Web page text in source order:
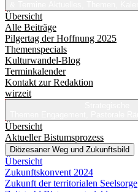
Übersicht
Alle Beiträge
Pilgertag der Hoffnung 2025
Themenspecials
Kulturwandel-Blog
Terminkalender
Kontakt zur Redaktion
wirzeit
Übersicht
Aktueller Bistumsprozess
Diözesaner Weg und Zukunftsbild
Übersicht
Zukunftskonvent 2024
Zukunft der territorialen Seelsorge